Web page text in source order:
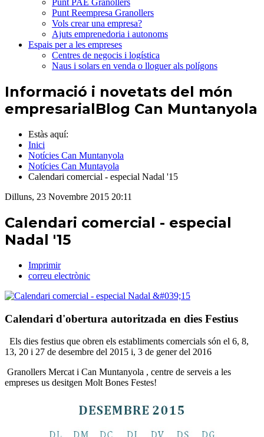
Punt PAE Granollers
Punt Reempresa Granollers
Vols crear una empresa?
Ajuts emprenedoria i autonoms
Espais per a les empreses
Centres de negocis i logística
Naus i solars en venda o lloguer als polígons
Informació i novetats del món
empresarialBlog Can Muntanyola
Estàs aquí:
Inici
Notícies Can Muntanyola
Notícies Can Muntayola
Calendari comercial - especial Nadal '15
Dilluns, 23 Novembre 2015 20:11
Calendari comercial - especial
Nadal '15
Imprimir
correu electrònic
Calendari d'obertura autoritzada en dies Festius
Els dies festius que obren els establiments comercials són el 6, 8,
13, 20 i 27 de desembre del 2015 i, 3 de gener del 2016
Granollers Mercat i Can Muntanyola , centre de serveis a les
empreses us desitgen Molt Bones Festes!